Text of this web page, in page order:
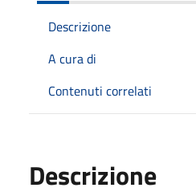
Descrizione
A cura di
Contenuti correlati
Descrizione